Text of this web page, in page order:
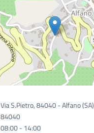
Via S.Pietro, 84040 - Alfano (SA)
84040
08:00 - 14:00